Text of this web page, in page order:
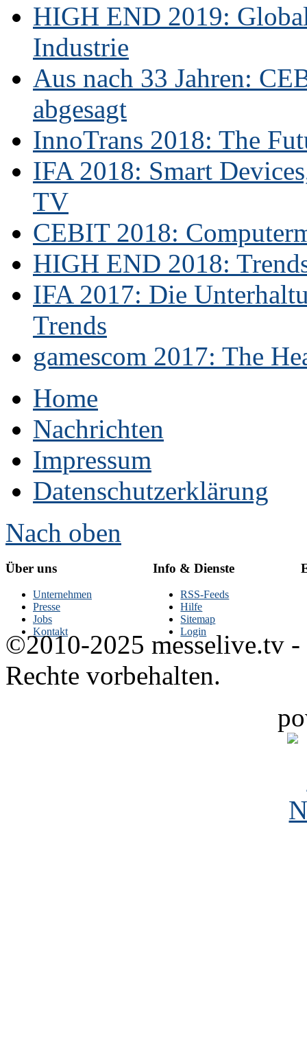
HIGH END 2019:
Industrie
Aus nach 33 Jahren:
abgesagt
InnoTrans 2018: The
IFA 2018: Smart
TV
CEBIT 2018:
HIGH END 2018:
IFA 2017: Die
Trends
gamescom 2017: The
Home
Nachrichten
Impressum
Datenschutzerklärung
Nach oben
Über uns
Unternehmen
Presse
Jobs
Kontakt
Info & Dienste
RSS-Feeds
Hilfe
Sitemap
Login
©2010-2025 messelive.tv -
Rechte vorbehalten.